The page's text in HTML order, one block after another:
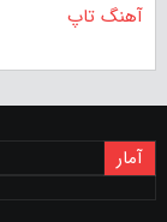
آهنگ تاپ
آمار